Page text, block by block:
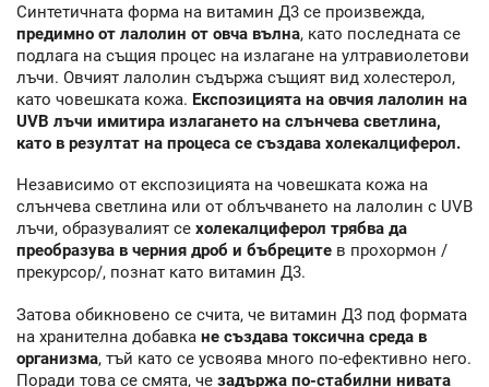
Синтетичната форма на витамин Д3 се произвежда,
предимно от лалолин от овча вълна, като последната се
подлага на същия процес на излагане на ултравиолетови
лъчи. Овчият лалолин съдържа същият вид холестерол,
като човешката кожа. Експозицията на овчия лалолин на
UVB лъчи имитира излагането на слънчева светлина,
като в резултат на процеса се създава холекалциферол.
Независимо от експозицията на човешката кожа на
слънчева светлина или от облъчването на лалолин с UVB
лъчи, образувалият се холекалциферол трябва да
преобразува в черния дроб и бъбреците в прохормон /
прекурсор/, познат като витамин Д3.
Затова обикновено се счита, че витамин Д3 под формата
на хранителна добавка не създава токсична среда в
организма, тъй като се усвоява много по-ефективно него.
Поради това се смята, че задържа по-стабилни нивата